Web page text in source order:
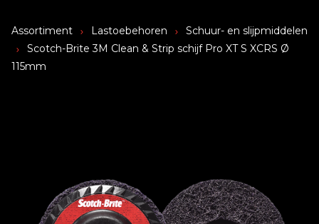
Assortiment Lastoebehoren
Schuur- en slijpmiddelen
Scotch-Brite 3M Clean & Strip schijf Pro XT S XCRS Ø
115mm